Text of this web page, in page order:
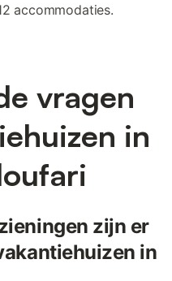
accommodaties.
vragen
in
zijn er
in